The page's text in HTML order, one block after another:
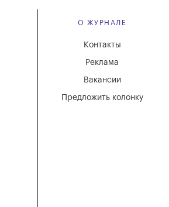
О ЖУРНАЛЕ
Вакансии
Реклама
Контакты
Предложить колонку